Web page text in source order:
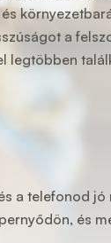
a
legtöbben
a telefonod
és